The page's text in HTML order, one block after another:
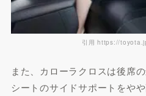
引用 https://
また、カローラクロスは後席
シートのサイドサポートをや